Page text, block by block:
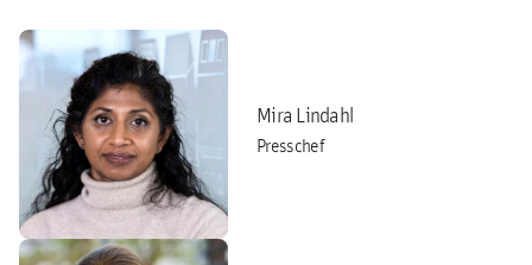
Mira Lindahl
Presschef